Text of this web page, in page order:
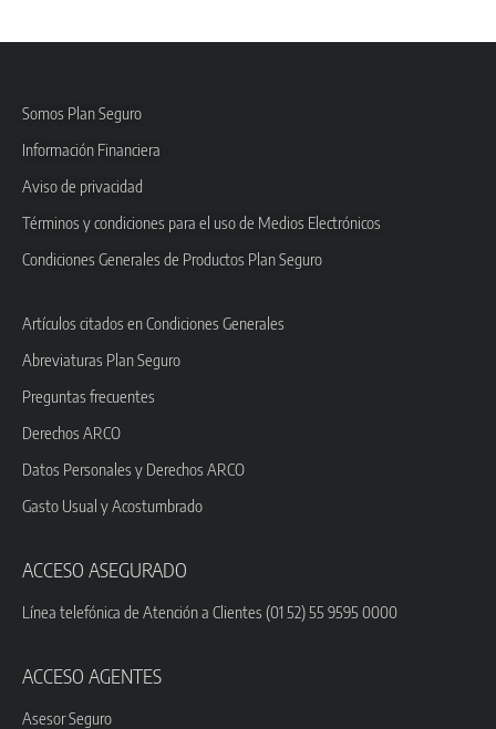
Somos Plan Seguro
Información Financiera
Aviso de privacidad
Términos y condiciones para el uso de Medios Electrónicos
Condiciones Generales de Productos Plan Seguro
Artículos citados en Condiciones Generales
Abreviaturas Plan Seguro
Preguntas frecuentes
Derechos ARCO
Datos Personales y Derechos ARCO
Gasto Usual y Acostumbrado
ACCESO ASEGURADO
Línea telefónica de Atención a Clientes (01 52) 55 9595 0000
ACCESO AGENTES
Asesor Seguro